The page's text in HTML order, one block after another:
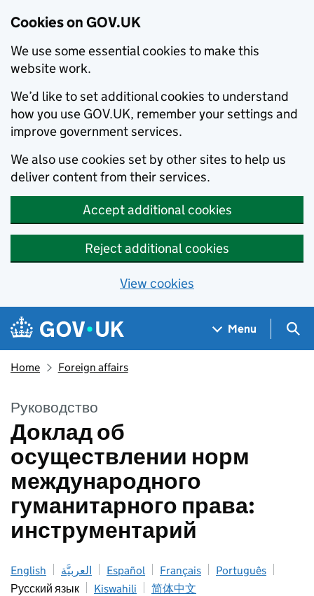
Cookies on GOV.UK
We use some essential cookies to make this
website work.
We’d like to set additional cookies to understand
how you use GOV.UK, remember your settings and
improve government services.
We also use cookies set by other sites to help us
deliver content from their services.
Accept additional cookies
Reject additional cookies
View cookies
Skip to main content
Navigation menu
Menu
Home Foreign affairs
Руководство
Доклад об
осуществлении норм
международного
гуманитарного права:
инструментарий
English العربيَّة Español Français
Português
Русский язык
Kiswahili 简体中文